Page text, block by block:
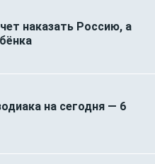
наказать Россию, а
на сегодня — 6